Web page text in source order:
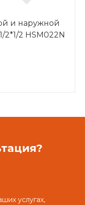
и наружной
2 HSM022N
услугах,